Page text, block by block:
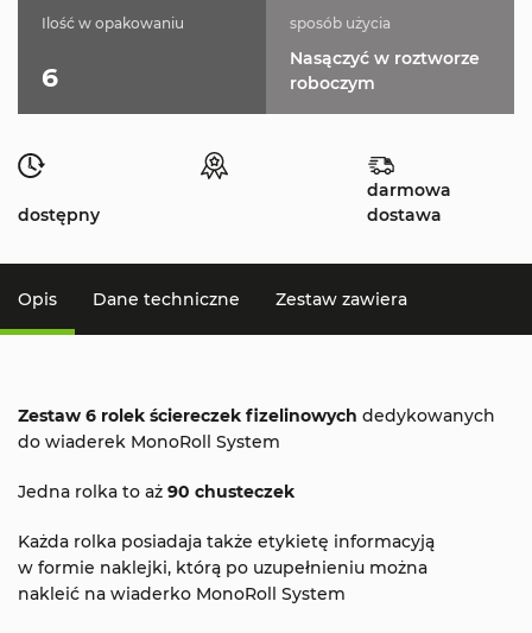
Ilość w opakowaniu
6
sposób użycia
Nasączyć w roztworze
roboczym
dostępny
darmowa
dostawa
Opis Dane techniczne Zestaw zawiera
Zestaw 6 rolek ściereczek fizelinowych dedykowanych
do wiaderek MonoRoll System
Jedna rolka to aż 90 chusteczek
Każda rolka posiadaja także etykietę informacyją
w formie naklejki, którą po uzupełnieniu można
nakleić na wiaderko MonoRoll System